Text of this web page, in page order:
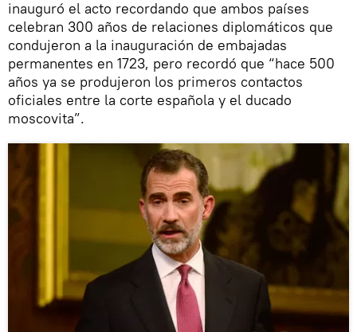
inauguró el acto recordando que ambos países
celebran 300 años de relaciones diplomáticos que
condujeron a la inauguración de embajadas
permanentes en 1723, pero recordó que “hace 500
años ya se produjeron los primeros contactos
oficiales entre la corte española y el ducado
moscovita”.